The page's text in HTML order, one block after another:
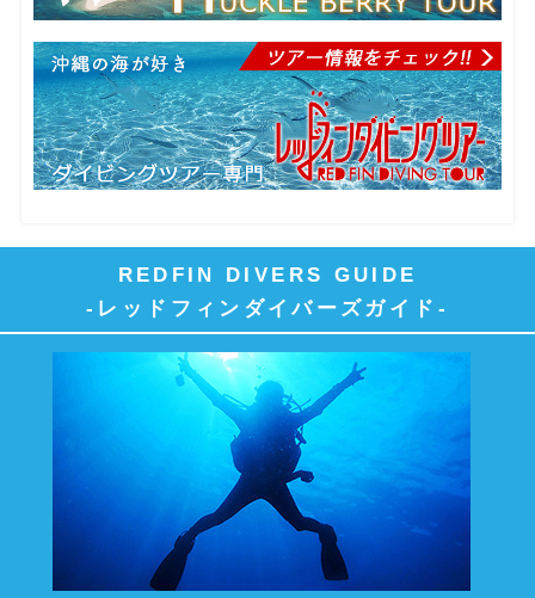
REDFIN DIVERS GUIDE
-レッドフィンダイバーズガイド-